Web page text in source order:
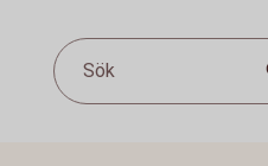
Sök